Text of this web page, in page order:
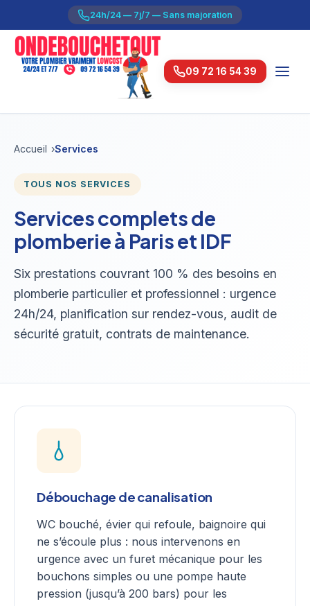
24h/24 — 7j/7 — Sans majoration
09 72 16 54 39
Accueil Services
TOUS NOS SERVICES
Services complets de
plomberie à Paris et IDF
Six prestations couvrant 100 % des besoins en
plomberie particulier et professionnel : urgence
24h/24, planification sur rendez-vous, audit de
sécurité gratuit, contrats de maintenance.
Débouchage de canalisation
WC bouché, évier qui refoule, baignoire qui
ne s’écoule plus : nous intervenons en
urgence avec un furet mécanique pour les
bouchons simples ou une pompe haute
pression (jusqu’à 200 bars) pour les